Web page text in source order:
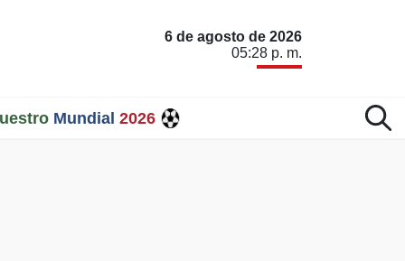
6 de agosto de 2026
05:28 p. m.
Mundial 2026